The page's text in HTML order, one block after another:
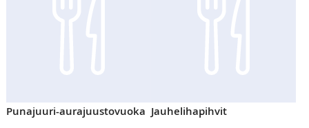
Punajuuri-aurajuustovuoka Jauhelihapihvit